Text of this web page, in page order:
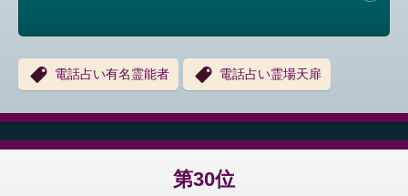
電話占い有名霊能者 電話占い霊場天扉
第30位